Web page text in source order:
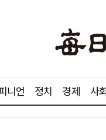
니언 정치 경제 사회